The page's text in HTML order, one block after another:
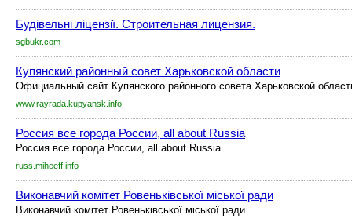
Будівельні ліцензії. Строительная лицензия.
sgbukr.com
Купянский районный совет Харьковской области
Официальный сайт Купянского районного совета Харьковской
www.rayrada.kupyansk.info
Россия все города России, all about Russia
Россия все города России, all about Russia
russ.miheeff.info
Виконавчий комітет Ровеньківської міської ради
Виконавчий комітет Ровеньківської міської ради